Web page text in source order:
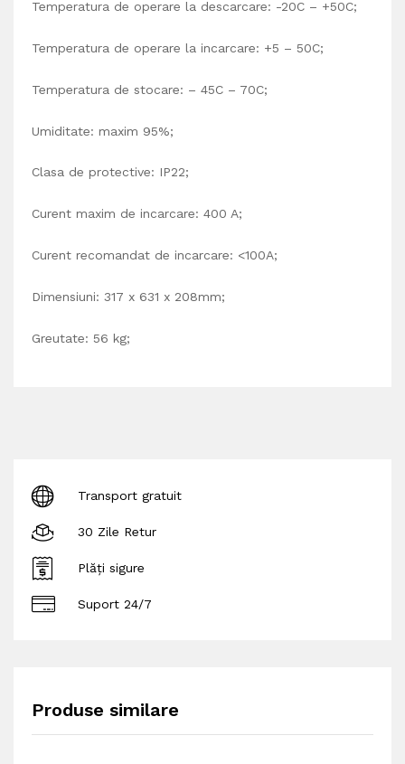
Temperatura de operare la descarcare: -20C – +50C;
Temperatura de operare la incarcare: +5 – 50C;
Temperatura de stocare: – 45C – 70C;
Umiditate: maxim 95%;
Clasa de protective: IP22;
Curent maxim de incarcare: 400 A;
Curent recomandat de incarcare: <100A;
Dimensiuni: 317 x 631 x 208mm;
Greutate: 56 kg;
Transport gratuit
30 Zile Retur
Plăți sigure
Suport 24/7
Produse similare